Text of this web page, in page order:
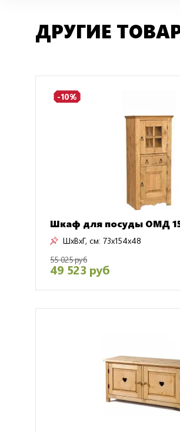
ДРУГИЕ
-10%
Шкаф для посуды ОМД
ШxВxГ, см: 73x154x48
55 025 руб
49 523 руб